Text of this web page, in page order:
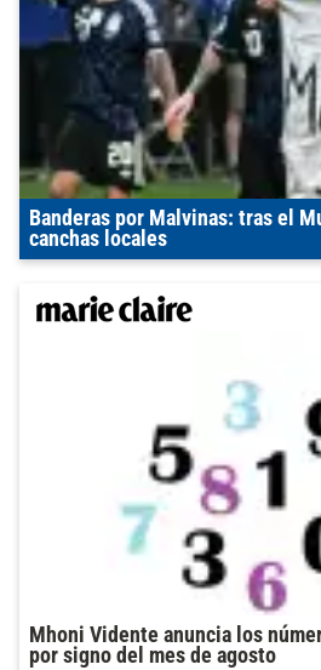
Banderas por Malvinas: tras el
canchas locales
Mhoni Vidente anuncia los
por signo del mes de agosto